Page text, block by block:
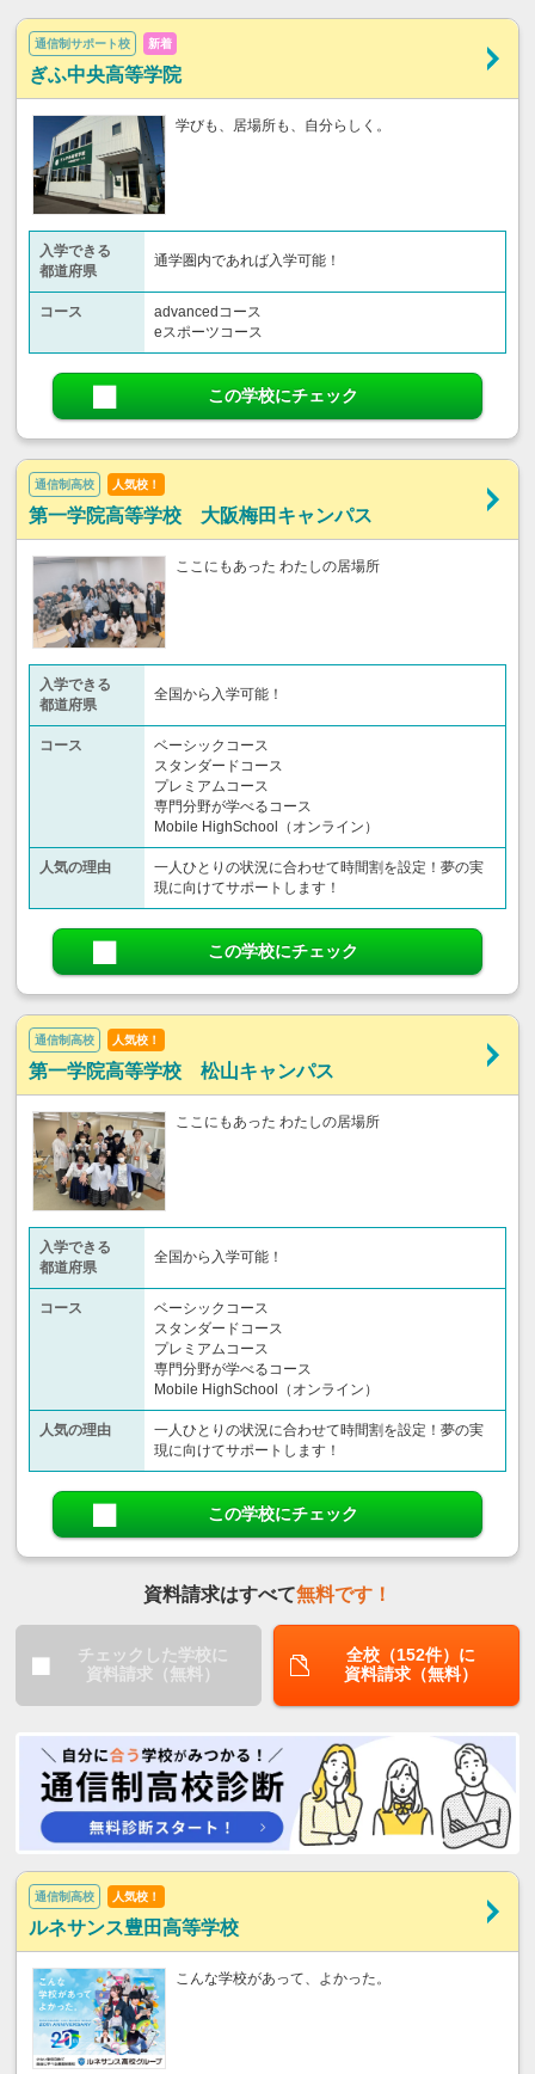
通信制サポート校 新着
ぎふ中央高等学院
学びも、居場所も、自分らしく。
入学できる
都道府県
通学圏内であれば入学可能！
コース
advancedコース
eスポーツコース
この学校にチェック
通信制高校 人気校！
第一学院高等学校 大阪梅田キャンパス
ここにもあった わたしの居場所
入学できる
都道府県
全国から入学可能！
コース
ベーシックコース
スタンダードコース
プレミアムコース
専門分野が学べるコース
Mobile HighSchool（オンライン）
人気の理由
一人ひとりの状況に合わせて時間割を設定！夢の実
現に向けてサポートします！
この学校にチェック
通信制高校 人気校！
第一学院高等学校 松山キャンパス
ここにもあった わたしの居場所
入学できる
都道府県
全国から入学可能！
コース
ベーシックコース
スタンダードコース
プレミアムコース
専門分野が学べるコース
Mobile HighSchool（オンライン）
人気の理由
一人ひとりの状況に合わせて時間割を設定！夢の実
現に向けてサポートします！
この学校にチェック
資料請求はすべて無料です！
チェックした学校に
資料請求（無料）
全校（152件）に
資料請求（無料）
通信制高校 人気校！
ルネサンス豊田高等学校
こんな学校があって、よかった。